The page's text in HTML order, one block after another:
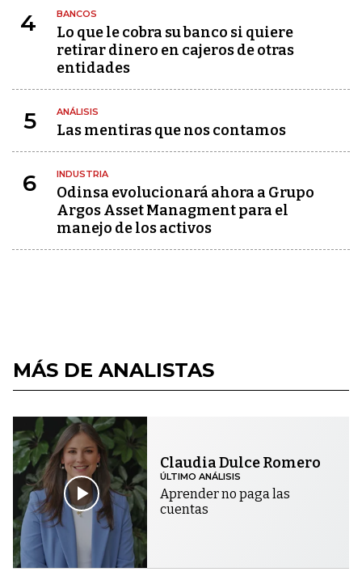
4 BANCOS
Lo que le cobra su banco si quiere
retirar dinero en cajeros de otras
entidades
5 ANÁLISIS
Las mentiras que nos contamos
6 INDUSTRIA
Odinsa evolucionará ahora a Grupo
Argos Asset Managment para el
manejo de los activos
MÁS DE ANALISTAS
Claudia Dulce Romero
ÚLTIMO ANÁLISIS
Aprender no paga las
cuentas